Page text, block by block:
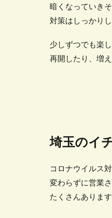
暗くなっていき
対策はしっかりし
少しずつでも楽
再開したり、増
埼玉のイ
コロナウイルス
変わらずに営業
たくさんあります